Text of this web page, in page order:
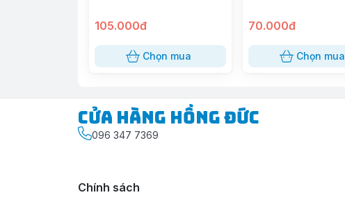
105.000đ
Chọn mua
70.000đ
Chọn mua
Cửa Hàng Hồng Đức
096 347 7369
Chính sách